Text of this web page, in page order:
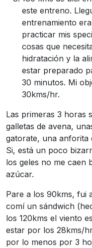
este entreno.
entrenamiento
practicar mis
cosas que
hidratación y la
estar preparado
30 minutos. Mi
30kms/hr.
Las primeras 3 horas
galletas de avena,
gatorate, una anforita
Si, está un poco
los geles no me caen
azúcar.
Pare a los 90kms, fui
comí un sándwich
los 120kms el viento
estar por los 28kms/
por lo menos por 3